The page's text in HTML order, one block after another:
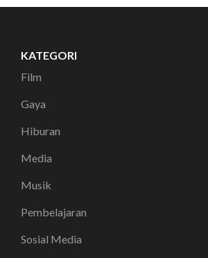
KATEGORI
Film
Gaya
Hiburan
Media
Musik
Pembelajaran
Sosial Media